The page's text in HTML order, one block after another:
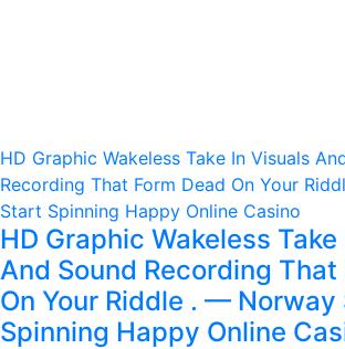
HD Graphic Wakeless Take In Visuals
Recording That Form Dead On Your
Start Spinning Happy Online Casino
HD Graphic Wakeless
And Sound Recording That
On Your Riddle . — Norway
Spinning Happy Online